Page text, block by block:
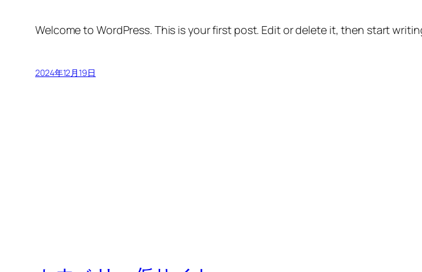
Welcome to WordPress. This is your first post. Edit or delete it, then start
2024年12月19日